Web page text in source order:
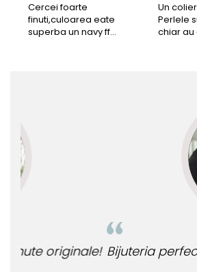
Cercei foarte
finuti,culoarea eate
superba un navy ff
Un
Perlele
chiar au
Bijuteria perfecta pentru